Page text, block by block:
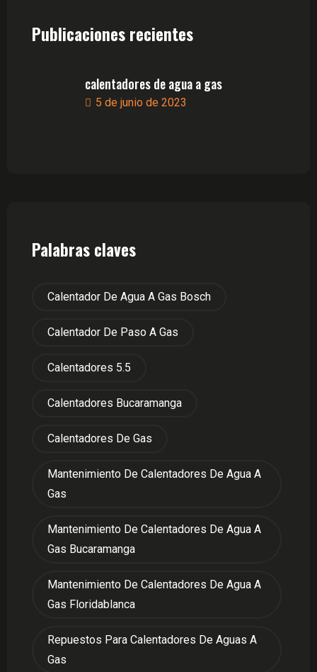
Publicaciones recientes
calentadores de agua a gas
5 de junio de 2023
Palabras claves
Calentador De Agua A Gas Bosch
Calentador De Paso A Gas
Calentadores 5.5
Calentadores Bucaramanga
Calentadores De Gas
Mantenimiento De Calentadores De Agua A
Gas
Mantenimiento De Calentadores De Agua A
Gas Bucaramanga
Mantenimiento De Calentadores De Agua A
Gas Floridablanca
Repuestos Para Calentadores De Aguas A
Gas